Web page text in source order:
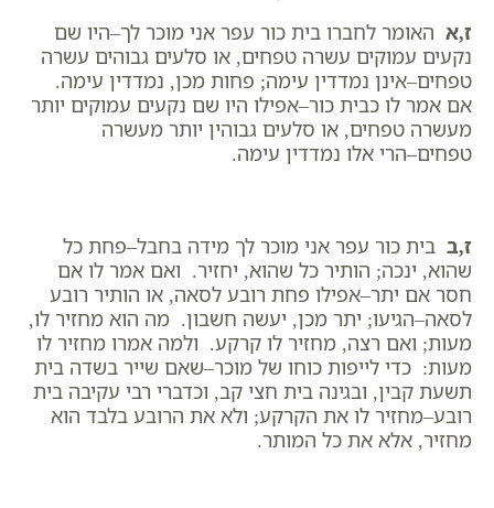
ז,א האומר לחברו בית כור עפר אני מוכר לך–היו שם
נקעים עמוקים עשרה טפחים, או סלעים גבוהים עשרה
טפחים–אינן נמדדין עימה; פחות מכן, נמדדין עימה.
אם אמר לו כבית כור–אפילו היו שם נקעים עמוקים יותר
מעשרה טפחים, או סלעים גבוהין יותר מעשרה
טפחים–הרי אלו נמדדין עימה.
ז,ב בית כור עפר אני מוכר לך מידה בחבל–פחת כל
שהוא, ינכה; הותיר כל שהוא, יחזיר. ואם אמר לו אם
חסר אם יתר–אפילו פחת רובע לסאה, או הותיר רובע
לסאה–הגיעו; יתר מכן, יעשה חשבון. מה הוא מחזיר לו,
מעות; ואם רצה, מחזיר לו קרקע. ולמה אמרו מחזיר לו
מעות: כדי לייפות כוחו של מוכר–שאם שייר בשדה בית
תשעת קבין, ובגינה בית חצי קב, וכדברי רבי עקיבה בית
רובע–מחזיר לו את הקרקע; ולא את הרובע בלבד הוא
מחזיר, אלא את כל המותר.